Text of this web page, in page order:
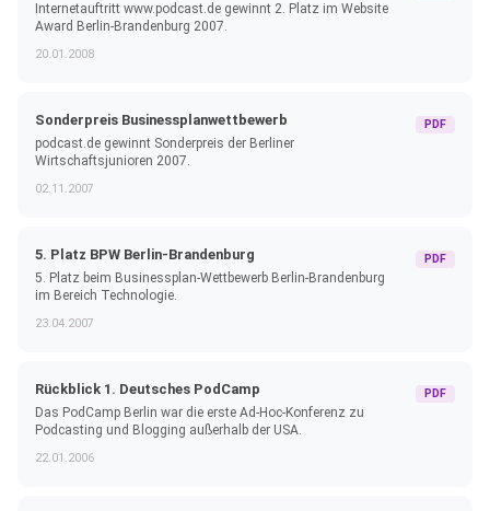
Internetauftritt www.podcast.de gewinnt 2. Platz im Website
Award Berlin-Brandenburg 2007.
20.01.2008
Sonderpreis Businessplanwettbewerb
podcast.de gewinnt Sonderpreis der Berliner
Wirtschaftsjunioren 2007.
02.11.2007
PDF
5. Platz BPW Berlin-Brandenburg
5. Platz beim Businessplan-Wettbewerb Berlin-Brandenburg
im Bereich Technologie.
23.04.2007
PDF
Rückblick 1. Deutsches PodCamp
Das PodCamp Berlin war die erste Ad-Hoc-Konferenz zu
Podcasting und Blogging außerhalb der USA.
22.01.2006
PDF